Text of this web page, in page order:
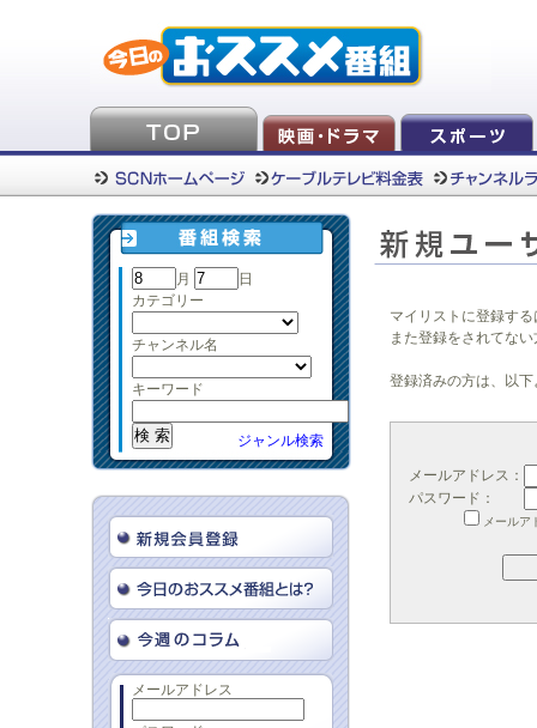
月
日
カテゴリー
チャンネル名
キーワード
ジャンル検索
メールアドレス
マイリストに登録す
また登録をされてな
登録済みの方は、以
メールアドレス：
パスワード：
メールア